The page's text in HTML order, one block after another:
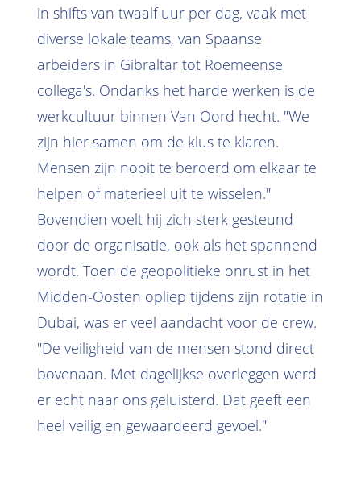
in shifts van twaalf uur per dag, vaak met
diverse lokale teams, van Spaanse
arbeiders in Gibraltar tot Roemeense
collega's. Ondanks het harde werken is de
werkcultuur binnen Van Oord hecht. "We
zijn hier samen om de klus te klaren.
Mensen zijn nooit te beroerd om elkaar te
helpen of materieel uit te wisselen."
Bovendien voelt hij zich sterk gesteund
door de organisatie, ook als het spannend
wordt. Toen de geopolitieke onrust in het
Midden-Oosten opliep tijdens zijn rotatie in
Dubai, was er veel aandacht voor de crew.
"De veiligheid van de mensen stond direct
bovenaan. Met dagelijkse overleggen werd
er echt naar ons geluisterd. Dat geeft een
heel veilig en gewaardeerd gevoel."